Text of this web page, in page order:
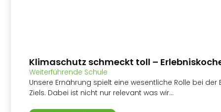
Klimaschutz schmeckt toll –
Weiterführende Schule
Unsere Ernährung spielt eine wesentliche Rolle bei
Ziels. Dabei ist nicht nur relevant was wir...